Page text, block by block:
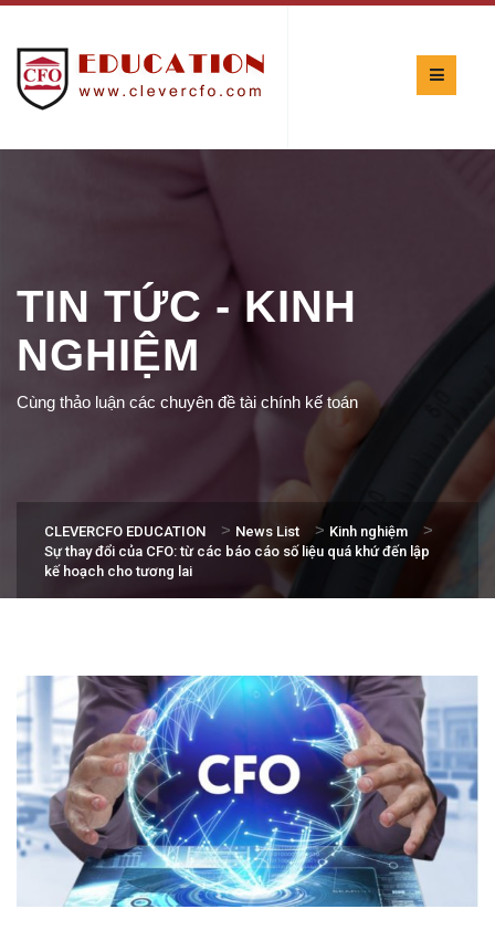
TIN TỨC - KINH
NGHIỆM
Cùng thảo luận các chuyên đề tài chính kế toán
CLEVERCFO EDUCATION > News List > Kinh nghiệm >
Sự thay đổi của CFO: từ các báo cáo số liệu quá khứ đến lập
kế hoạch cho tương lai